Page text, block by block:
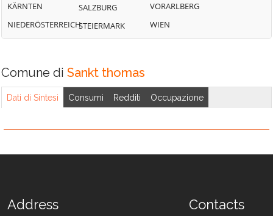
KÄRNTEN
NIEDERÖSTERREICH
SALZBURG
STEIERMARK
VORARLBERG
WIEN
Comune di Sankt thomas
Dati di Sintesi Consumi Redditi Occupazione
Address Contacts